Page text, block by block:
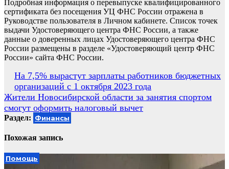
Подробная информация о перевыпуске квалифицированного
сертификата без посещения УЦ ФНС России отражена в
Руководстве пользователя в Личном кабинете. Список точек
выдачи Удостоверяющего центра ФНС России, а также
данные о доверенных лицах Удостоверяющего центра ФНС
России размещены в разделе «Удостоверяющий центр ФНС
России» сайта ФНС России.
Навигация
по
записям
На 7,5% вырастут зарплаты работников бюджетных
организаций с 1 октября 2023 года
Жители Новосибирской области за занятия спортом
смогут оформить налоговый вычет
Раздел: Финансы
Похожая запись
Помощь